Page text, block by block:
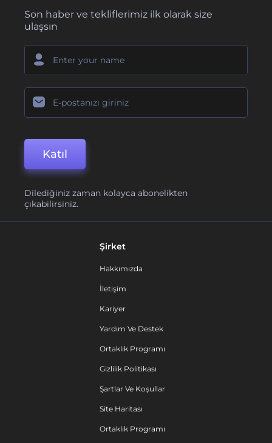
Son haber ve tekliflerimiz ilk olarak size
ulaşsın
Katıl
Dilediğiniz zaman kolayca abonelikten
çıkabilirsiniz.
Şirket
Hakkımızda
İletişim
Kariyer
Yardım Ve Destek
Ortaklık Programı
Gizlilik Politikası
Şartlar Ve Koşullar
Site Haritası
Ortaklık Programı